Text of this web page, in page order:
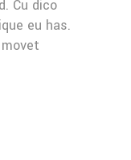
Cu dico
eu has.